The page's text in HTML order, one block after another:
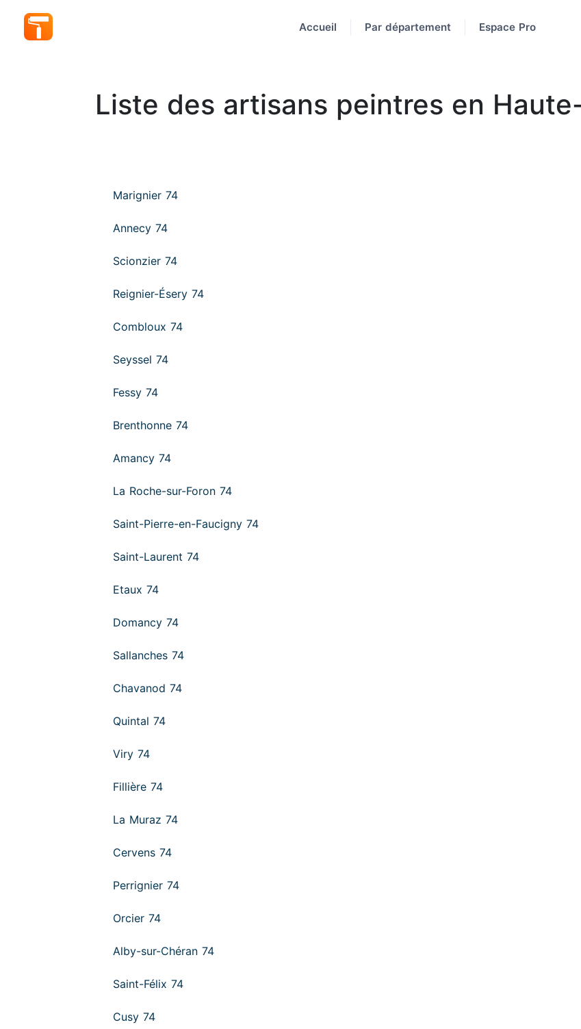
Accueil Par département Espace Pro
Liste des artisans peintres en
Marignier 74
Annecy 74
Scionzier 74
Reignier-Ésery 74
Combloux 74
Seyssel 74
Fessy 74
Brenthonne 74
Amancy 74
La Roche-sur-Foron 74
Saint-Pierre-en-Faucigny 74
Saint-Laurent 74
Etaux 74
Domancy 74
Sallanches 74
Chavanod 74
Quintal 74
Viry 74
Fillière 74
La Muraz 74
Cervens 74
Perrignier 74
Orcier 74
Alby-sur-Chéran 74
Saint-Félix 74
Cusy 74